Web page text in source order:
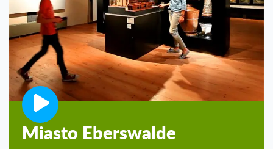
Miasto Eberswalde